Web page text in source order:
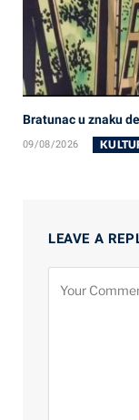
Bratunac u znaku
09/08/2026
LEAVE A